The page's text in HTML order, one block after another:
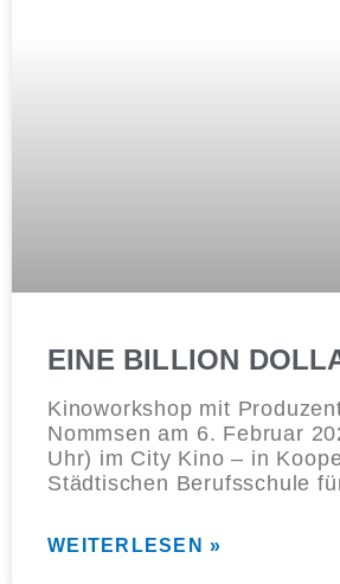
EINE BILLION
Kinoworkshop mit
Nommsen am 6. Februar
Uhr) im City Kino – in
Städtischen Berufsschule
WEITERLESEN »